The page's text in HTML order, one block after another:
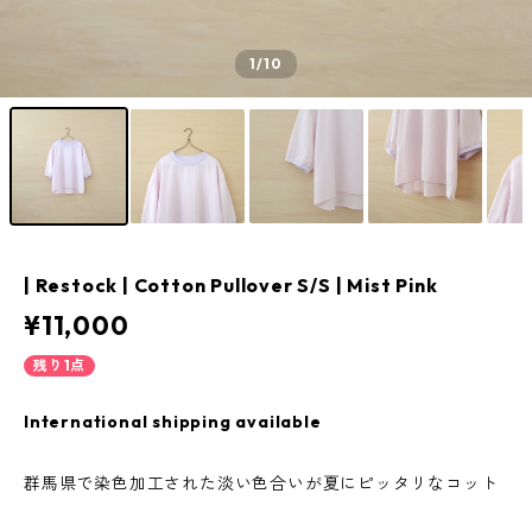
1/10
| Restock | Cotton Pullover S/S | Mist Pink
¥11,000
残り1点
International shipping available
群馬県で染色加工された淡い色合いが夏にピッタリなコット